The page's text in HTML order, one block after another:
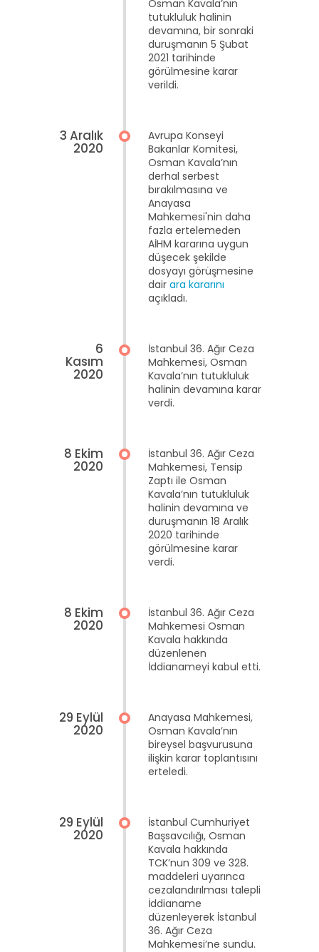
Osman Kavala’nın
tutukluluk halinin
devamına, bir sonraki
duruşmanın 5 Şubat
2021 tarihinde
görülmesine karar
verildi.
3 Aralık
2020
Avrupa Konseyi
Bakanlar Komitesi,
Osman Kavala’nın
derhal serbest
bırakılmasına ve
Anayasa
Mahkemesi'nin daha
fazla ertelemeden
AİHM kararına uygun
düşecek şekilde
dosyayı görüşmesine
dair ara kararını
açıkladı.
6
Kasım
2020
İstanbul 36. Ağır Ceza
Mahkemesi, Osman
Kavala’nın tutukluluk
halinin devamına karar
verdi.
8 Ekim
2020
İstanbul 36. Ağır Ceza
Mahkemesi, Tensip
Zaptı ile Osman
Kavala’nın tutukluluk
halinin devamına ve
duruşmanın 18 Aralık
2020 tarihinde
görülmesine karar
verdi.
8 Ekim
2020
İstanbul 36. Ağır Ceza
Mahkemesi Osman
Kavala hakkında
düzenlenen
İddianameyi kabul etti.
29 Eylül
2020
Anayasa Mahkemesi,
Osman Kavala’nın
bireysel başvurusuna
ilişkin karar toplantısını
erteledi.
29 Eylül
2020
İstanbul Cumhuriyet
Başsavcılığı, Osman
Kavala hakkında
TCK’nun 309 ve 328.
maddeleri uyarınca
cezalandırılması talepli
İddianame
düzenleyerek İstanbul
36. Ağır Ceza
Mahkemesi’ne sundu.